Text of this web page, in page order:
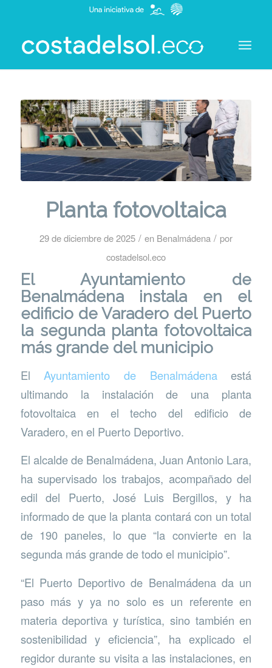
Planta fotovoltaica
29 de diciembre de 2025 / en Benalmádena / por
costadelsol.eco
El Ayuntamiento de
Benalmádena instala en el
edificio de Varadero del Puerto
la segunda planta fotovoltaica
más grande del municipio
ElAyuntamiento de Benalmádenaestá
ultimando la instalación de una planta
fotovoltaica en el techo del edificio de
Varadero, en el Puerto Deportivo.
El alcalde de Benalmádena, Juan Antonio Lara,
ha supervisado los trabajos, acompañado del
edil del Puerto, José Luis Bergillos, y ha
informado de que la planta contará con un total
de 190 paneles, lo que “la convierte en la
segunda más grande de todo el municipio”.
“El Puerto Deportivo de Benalmádena da un
paso más y ya no solo es un referente en
materia deportiva y turística, sino también en
sostenibilidad y eficiencia”, ha explicado el
regidor durante su visita a las instalaciones, en